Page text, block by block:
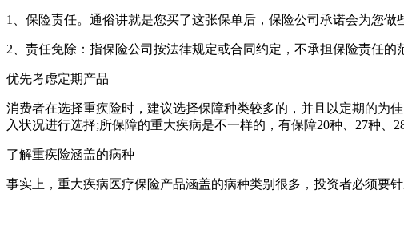
1、保险责任。通俗讲就是您买了这张保单后，保险公司承诺会为您做
2、责任免除：指保险公司按法律规定或合同约定，不承担保险责任的
优先考虑定期产品
消费者在选择重疾险时，建议选择保障种类较多的，并且以定期的为
入状况进行选择;所保障的重大疾病是不一样的，有保障20种、27种、
了解重疾险涵盖的病种
事实上，重大疾病医疗保险产品涵盖的病种类别很多，投资者必须要